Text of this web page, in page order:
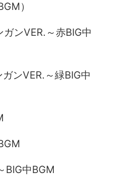
）
ンVER.～赤BIG中
ンVER.～緑BIG中
BIG中BGM